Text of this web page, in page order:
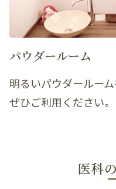
パウダールーム
明るいパウダールーム
ぜひご利用ください。
医科